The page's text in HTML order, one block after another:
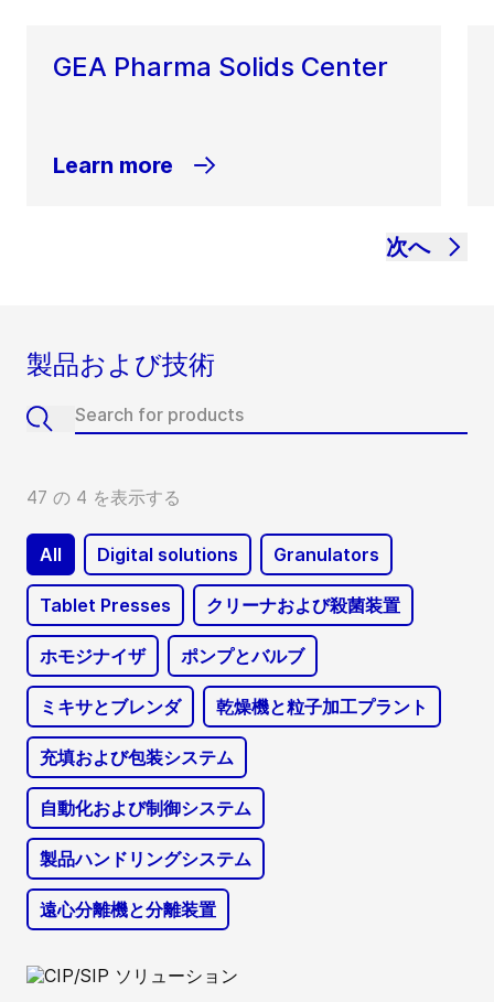
GEA Pharma Solids Center
Learn more
次へ
製品および技術
47 の 4 を表示する
All Digital solutions Granulators
Tablet Presses クリーナおよび殺菌装置
ホモジナイザ ポンプとバルブ
ミキサとブレンダ 乾燥機と粒子加工プラント
充填および包装システム
自動化および制御システム
製品ハンドリングシステム
遠心分離機と分離装置